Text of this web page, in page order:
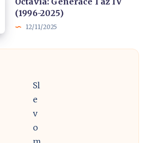
(1996-2025)
12/11/2025
Sl
e
v
o